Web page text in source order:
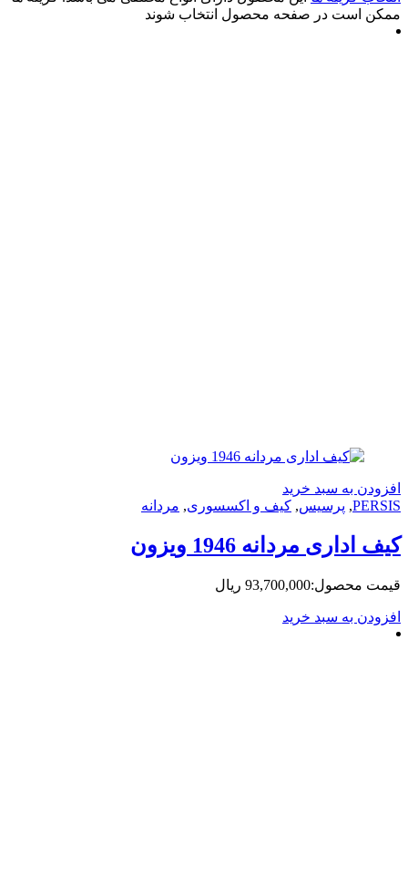
در صفحه محصول انتخاب شوند
سبد خرید
پرسیس, کیف و اکسسوری,مردانه
مردانه 1946 ویزون
93,700,000 ریال
سبد خرید